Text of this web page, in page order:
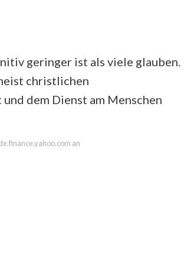
geringer ist als viele glauben.
christlichen
dem Dienst am Menschen
an